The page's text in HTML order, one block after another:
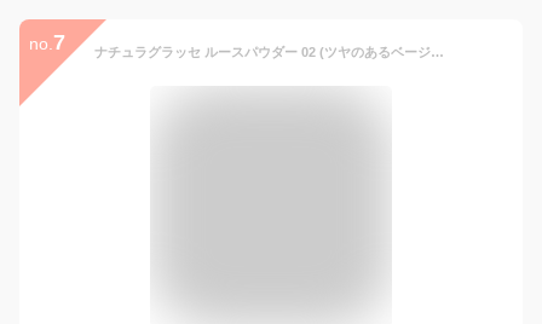
no. 7 ナチュラグラッセ ルースパウダー 02 (ツヤのあるベージュ) フェイスパウダー SPF40 PA+++